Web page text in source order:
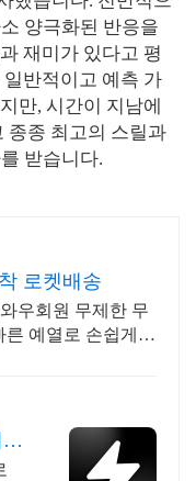
양극화된 반응을
재미가 있다고 평
반적이고 예측 가
만, 시간이 지남에
종종 최고의 스릴과
받습니다.
로켓배송
우회원 무제한 무
예열로 손쉽게